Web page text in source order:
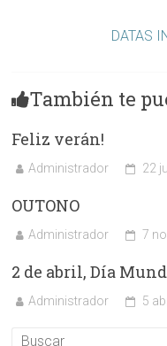
DATAS
También te
Feliz verán!
Administrador 22
OUTONO
Administrador 7
2 de abril, Día
Administrador 5